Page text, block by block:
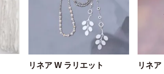
リネア W ラリエット リネ